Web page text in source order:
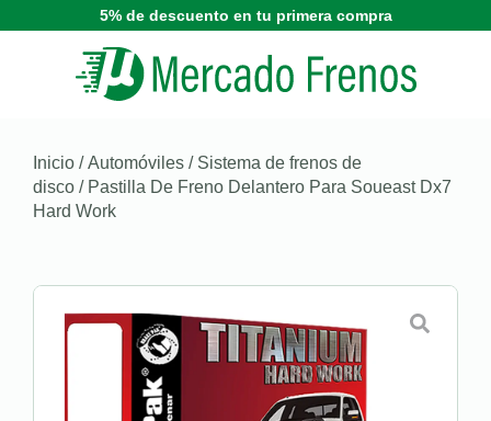
5% de descuento en tu primera compra
Inicio /Automóviles / Sistema de frenos de
disco / Pastilla De Freno Delantero Para Soueast Dx7
Hard Work